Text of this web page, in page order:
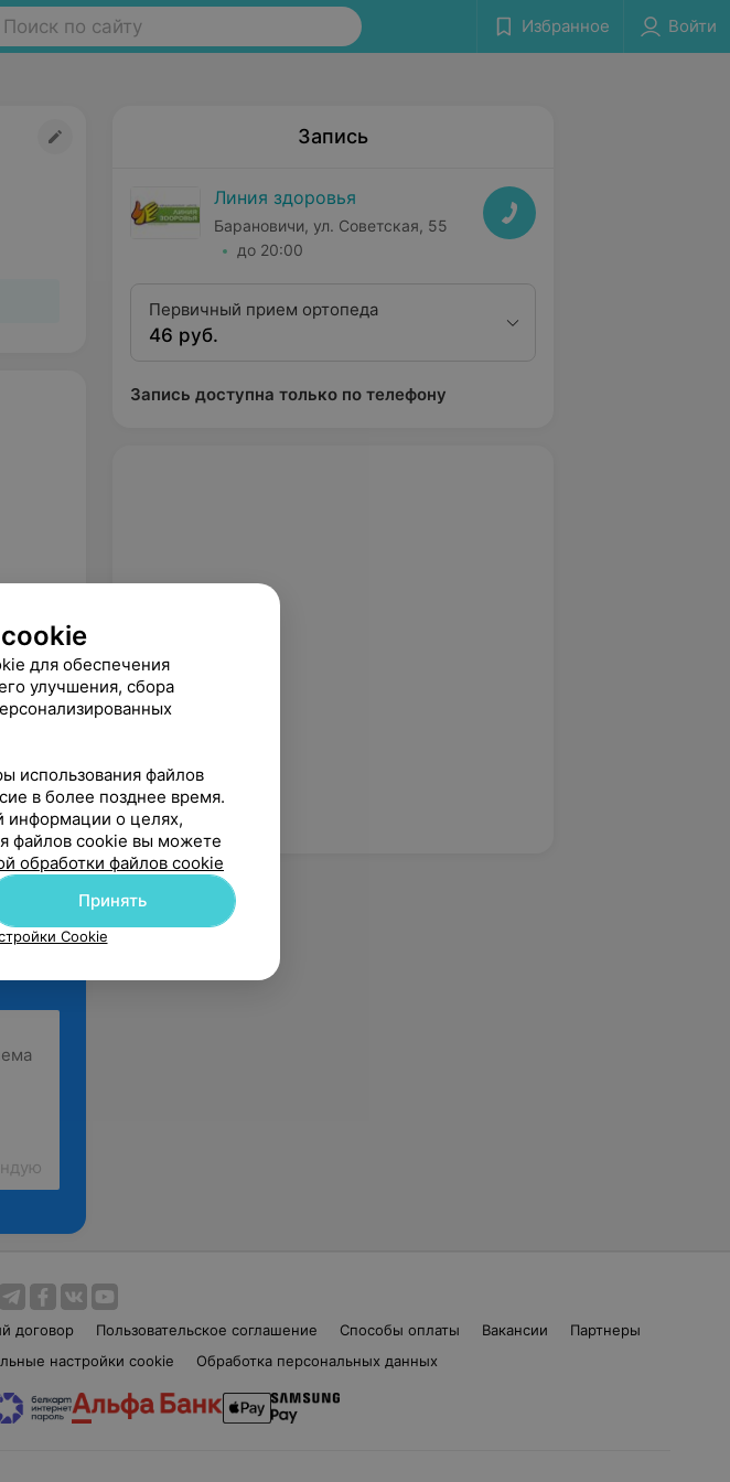
Поиск по сайту Избранное Войти
ВОЗ.
Запись
Линия здоровья
Барановичи, ул. Советская, 55
до 20:00
Первичный прием ортопеда
46 руб.
Запись доступна только по телефону
договор Пользовательское соглашение Способы оплаты Вакансии
Партнеры
настройки cookie Обработка персональных данных
для обеспечения
улучшения, сбора
использования файлов
в более позднее время.
информации о целях,
файлов cookie вы можете
обработки файлов cookie
Принять
Cookie